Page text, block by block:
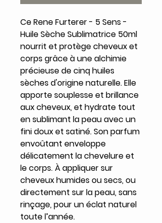
Ce Rene Furterer - 5 Sens -
Huile Sèche Sublimatrice 50ml
nourrit et protège cheveux et
corps grâce à une alchimie
précieuse de cinq huiles
sèches d'origine naturelle. Elle
apporte souplesse et brillance
aux cheveux, et hydrate tout
en sublimant la peau avec un
fini doux et satiné. Son parfum
envoûtant enveloppe
délicatement la chevelure et
le corps. À appliquer sur
cheveux humides ou secs, ou
directement sur la peau, sans
rinçage, pour un éclat naturel
toute l’année.